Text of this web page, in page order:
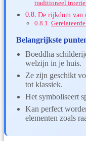
traditioneel
De rijkdom van
Belangrijkste
Boeddha
welzijn in je huis.
Ze zijn geschikt
tot klassiek.
Het symboliseert
Kan perfect
elementen zoals